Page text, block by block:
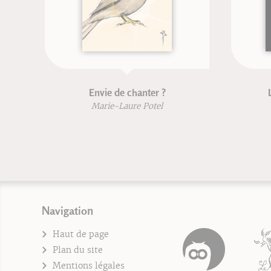
La psycho-intégration
Georges Pegand
Navigation
Haut de page
Plan du site
Mentions légales